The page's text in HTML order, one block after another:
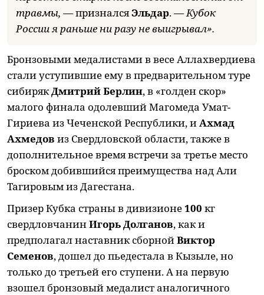
травмы, —призналсяЭльдар. — Кубок
России я раньше ни разу не выигрывал».
Бронзовыми медалистами в весе Аллахвердиева
стали уступившие ему в предварительном туре
сибирякДмитрий Берлин, в «голден скор»
малого финала одолевший Магомеда Умат-
Гириева из Чеченской Республики, иАхмад
Ахмедов из Свердловской области, также в
дополнительное время встречи за третье место
броском добившийся преимущества над Али
Тагировым из Дагестана.
Призер Кубка страны в дивизионе100 кг
свердловчанинИгорь Долганов, как и
предполагал наставник сборнойВиктор
Семенов, дошел до пьедестала в Кызыле, но
только до третьей его ступени. А на первую
взошел бронзовый медалист аналогичного